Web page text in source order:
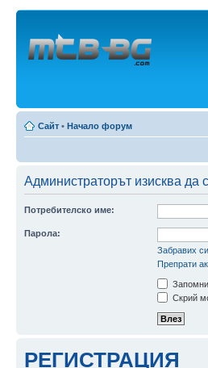
Сайт • Начало форум
Администраторът изисква да
Потребителско име:
Парола:
Забравих
Препрати
Скрий
РЕГИСТРАЦИЯ